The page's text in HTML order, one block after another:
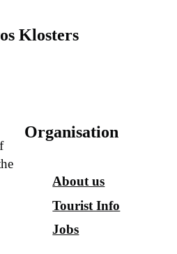
Klosters
Organisation
About us
Tourist Info
Jobs